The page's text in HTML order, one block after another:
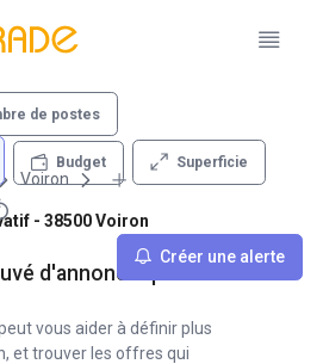
de postes
Budget Superficie
Créer une alerte
Voiron
- 38500 Voiron
d'annonce qui vous
vous aider à définir plus
et trouver les offres qui